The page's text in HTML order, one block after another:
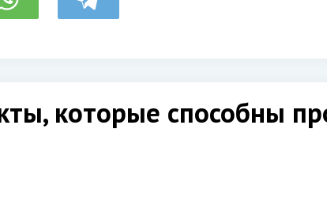
которые способны